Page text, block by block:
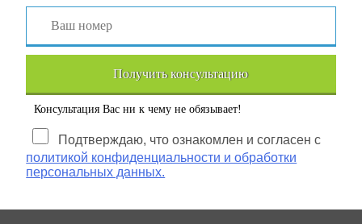
Получить консультацию
Консультация Вас ни к чему не обязывает!
Подтверждаю, что ознакомлен и согласен с
политикой конфиденциальности и обработки
персональных данных.